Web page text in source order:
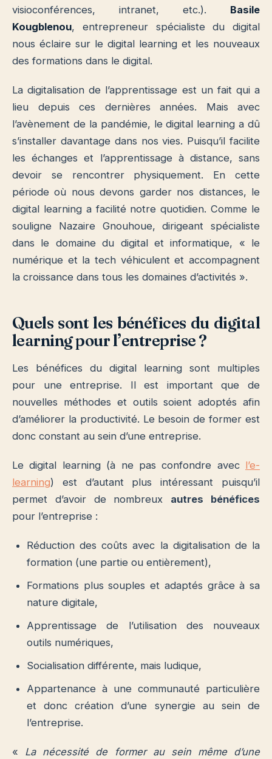
visioconférences, intranet, etc.). Basile
Kougblenou, entrepreneur spécialiste du digital
nous éclaire sur le digital learning et les nouveaux
des formations dans le digital.
La digitalisation de l’apprentissage est un fait qui a
lieu depuis ces dernières années. Mais avec
l’avènement de la pandémie, le digital learning a dû
s’installer davantage dans nos vies. Puisqu’il facilite
les échanges et l’apprentissage à distance, sans
devoir se rencontrer physiquement. En cette
période où nous devons garder nos distances, le
digital learning a facilité notre quotidien. Comme le
souligne Nazaire Gnouhoue, dirigeant spécialiste
dans le domaine du digital et informatique, « le
numérique et la tech véhiculent et accompagnent
la croissance dans tous les domaines d’activités ».
Quels sont les bénéfices du digital
learning pour l’entreprise ?
Les bénéfices du digital learning sont multiples
pour une entreprise. Il est important que de
nouvelles méthodes et outils soient adoptés afin
d’améliorer la productivité. Le besoin de former est
donc constant au sein d’une entreprise.
Le digital learning (à ne pas confondre avec l’e-
learning) est d’autant plus intéressant puisqu’il
permet d’avoir de nombreux autres bénéfices
pour l’entreprise :
Réduction des coûts avec la digitalisation de la
formation (une partie ou entièrement),
Formations plus souples et adaptés grâce à sa
nature digitale,
Apprentissage de l’utilisation des nouveaux
outils numériques,
Socialisation différente, mais ludique,
Appartenance à une communauté particulière
et donc création d’une synergie au sein de
l’entreprise.
« La nécessité de former au sein même d’une